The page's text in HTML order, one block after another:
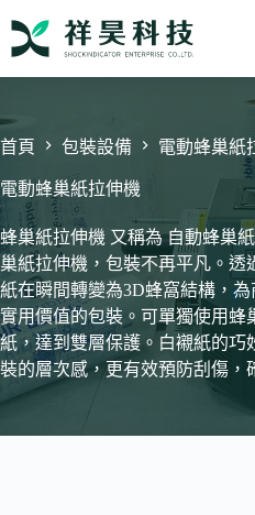
內
容
首頁 包裝設備 電動蜂巢紙
電動蜂巢紙拉伸機
蜂巢紙拉伸機 又稱為 自動蜂巢
巢紙拉伸機，包裝不再平凡。透
紙在瞬間轉變為3D蜂窩結構，
實用價值的包裝。可單獨使用蜂
紙，達到雙層保護。白襯紙的巧
裝的層次感，更有效預防刮傷，